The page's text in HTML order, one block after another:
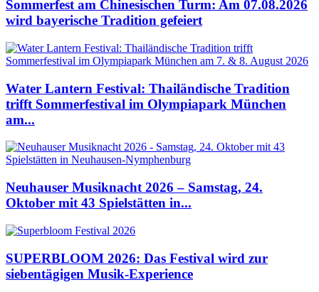
Sommerfest am Chinesischen Turm: Am 07.08.2026
wird bayerische Tradition gefeiert
Water Lantern Festival: Thailändische Tradition
trifft Sommerfestival im Olympiapark München
am...
Neuhauser Musiknacht 2026 – Samstag, 24.
Oktober mit 43 Spielstätten in...
SUPERBLOOM 2026: Das Festival wird zur
siebentägigen Musik-Experience